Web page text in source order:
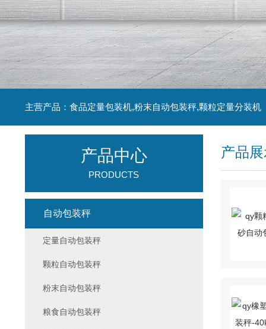
主营产品：食品定量包装机,粉末自动包装秤,颗粒定量分装机
产品
产品中心
PRODUCTS
自动包装秤
定量自动包装秤
颗粒自动包装秤
粉末自动包装秤
粮食自动包装秤